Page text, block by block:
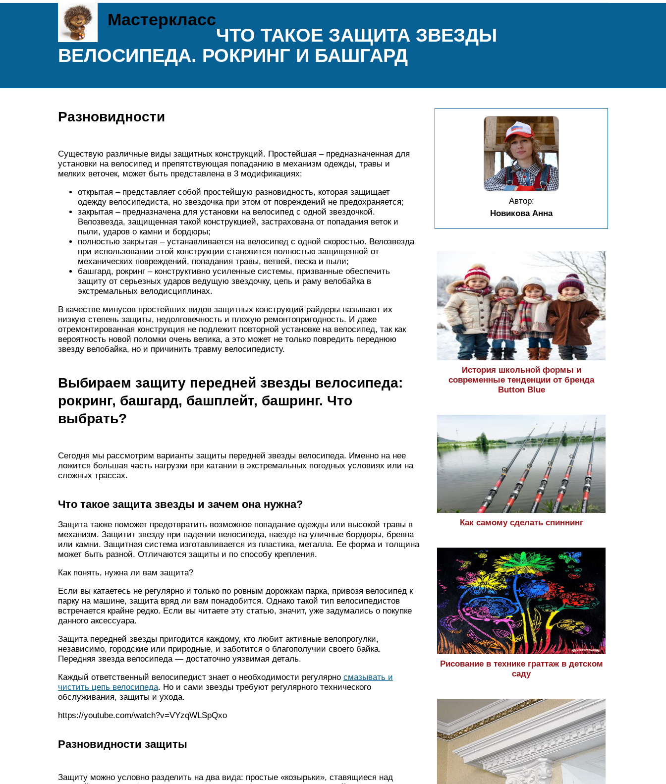
Мастеркласс
ЧТО ТАКОЕ ЗАЩИТА ЗВЕЗДЫ
ВЕЛОСИПЕДА. РОКРИНГ И БАШГАРД
Разновидности
Существую различные виды защитных конструкций. Простейшая – предназначенная для
установки на велосипед и препятствующая попаданию в механизм одежды, травы и
мелких веточек, может быть представлена в 3 модификациях:
открытая – представляет собой простейшую разновидность, которая защищает
одежду велосипедиста, но звездочка при этом от повреждений не предохраняется;
закрытая – предназначена для установки на велосипед с одной звездочкой.
Велозвезда, защищенная такой конструкцией, застрахована от попадания веток и
пыли, ударов о камни и бордюры;
полностью закрытая – устанавливается на велосипед с одной скоростью. Велозвезда
при использовании этой конструкции становится полностью защищенной от
механических повреждений, попадания травы, ветвей, песка и пыли;
башгард, рокринг – конструктивно усиленные системы, призванные обеспечить
защиту от серьезных ударов ведущую звездочку, цепь и раму велобайка в
экстремальных велодисциплинах.
В качестве минусов простейших видов защитных конструкций райдеры называют их
низкую степень защиты, недолговечность и плохую ремонтопригодность. И даже
отремонтированная конструкция не подлежит повторной установке на велосипед, так как
вероятность новой поломки очень велика, а это может не только повредить переднюю
звезду велобайка, но и причинить травму велосипедисту.
Выбираем защиту передней звезды велосипеда:
рокринг, башгард, башплейт, башринг. Что
выбрать?
Сегодня мы рассмотрим варианты защиты передней звезды велосипеда. Именно на нее
ложится большая часть нагрузки при катании в экстремальных погодных условиях или на
сложных трассах.
Что такое защита звезды и зачем она нужна?
Защита также поможет предотвратить возможное попадание одежды или высокой травы в
механизм. Защитит звезду при падении велосипеда, наезде на уличные бордюры, бревна
или камни. Защитная система изготавливается из пластика, металла. Ее форма и толщина
может быть разной. Отличаются защиты и по способу крепления.
Как понять, нужна ли вам защита?
Если вы катаетесь не регулярно и только по ровным дорожкам парка, привозя велосипед к
парку на машине, защита вряд ли вам понадобится. Однако такой тип велосипедистов
встречается крайне редко. Если вы читаете эту статью, значит, уже задумались о покупке
данного аксессуара.
Защита передней звезды пригодится каждому, кто любит активные велопрогулки,
независимо, городские или природные, и заботится о благополучии своего байка.
Передняя звезда велосипеда — достаточно уязвимая деталь.
Каждый ответственный велосипедист знает о необходимости регулярно смазывать и
чистить цепь велосипеда. Но и сами звезды требуют регулярного технического
обслуживания, защиты и ухода.
https://youtube.com/watch?v=VYzqWLSpQxo
Разновидности защиты
Защиту можно условно разделить на два вида: простые «козырьки», ставящиеся над
Автор:
Новикова Анна
История школьной формы и
современные тенденции от бренда
Button Blue
Как самому сделать спиннинг
Рисование в технике граттаж в детском
саду